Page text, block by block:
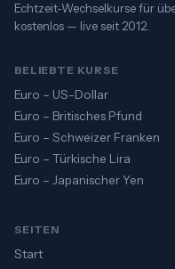
Echtzeit-Wechselkurse für
kostenlos — live seit 2012.
BELIEBTE KURSE
Euro – US-Dollar
Euro – Britisches Pfund
Euro – Schweizer Franken
Euro – Türkische Lira
Euro – Japanischer Yen
SEITEN
Start